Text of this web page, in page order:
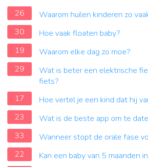
26
Waarom huilen kinderen zo
30
Hoe vaak floaten baby?
19
Waarom elke dag zo moe?
29
Wat is beter een elektrische
fiets?
17
Hoe vertel je een kind dat hij
23
Wat is de beste app om te
33
Wanneer stopt de orale fase
22
Kan een baby van 5 maanden